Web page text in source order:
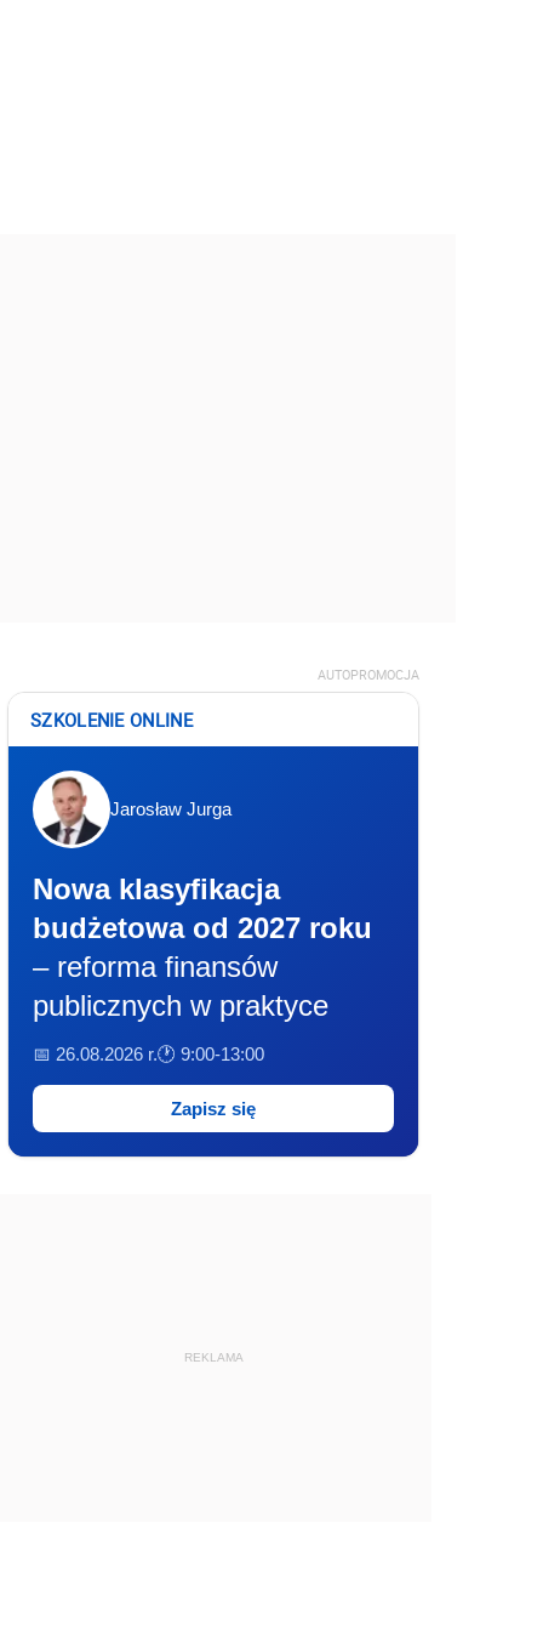
AUTOPROMOCJA
SZKOLENIE ONLINE
Jarosław Jurga
Nowa klasyfikacja
budżetowa od 2027 roku
– reforma finansów
publicznych w praktyce
📅 26.08.2026 r.🕐 9:00-13:00
Zapisz się
REKLAMA